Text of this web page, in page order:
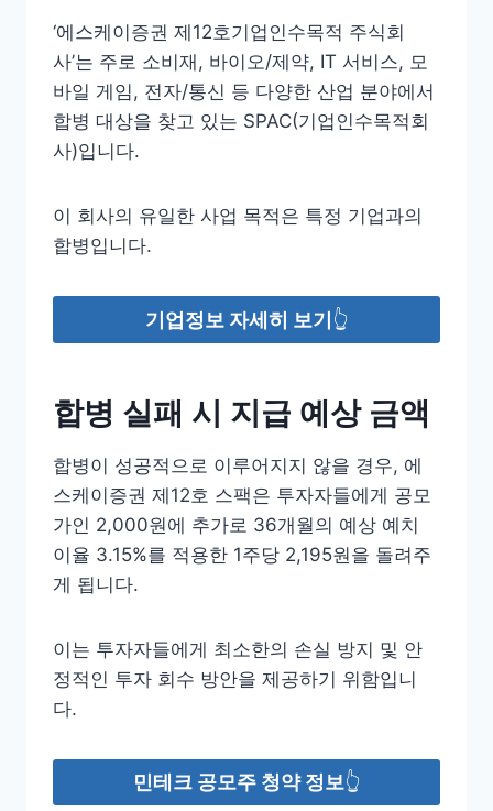
‘에스케이증권 제12호기업인수목적 주식회
사’는 주로 소비재, 바이오/제약, IT 서비스, 모
바일 게임, 전자/통신 등 다양한 산업 분야에서
합병 대상을 찾고 있는 SPAC(기업인수목적회
사)입니다.
이 회사의 유일한 사업 목적은 특정 기업과의
합병입니다.
기업정보 자세히 보기👆
합병 실패 시 지급 예상 금액
합병이 성공적으로 이루어지지 않을 경우, 에
스케이증권 제12호 스팩은 투자자들에게 공모
가인 2,000원에 추가로 36개월의 예상 예치
이율 3.15%를 적용한 1주당 2,195원을 돌려주
게 됩니다.
이는 투자자들에게 최소한의 손실 방지 및 안
정적인 투자 회수 방안을 제공하기 위함입니
다.
민테크 공모주 청약 정보👆